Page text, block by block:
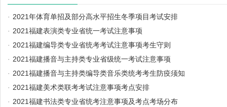
· 2021年体育单招及部分高水平招生冬季项目考试安排
· 2021福建表演类专业省统一考试注意事项
· 2021福建编导类专业省统考考试注意事项考生守则
· 2021福建播音与主持类专业省级统一考试注意事项
· 2021福建播音与主持类编导类音乐类统考考生防疫须知
· 2021福建美术类联考考试注意事项考点安排
· 2021福建书法类专业省统考注意事项及考点考场分布